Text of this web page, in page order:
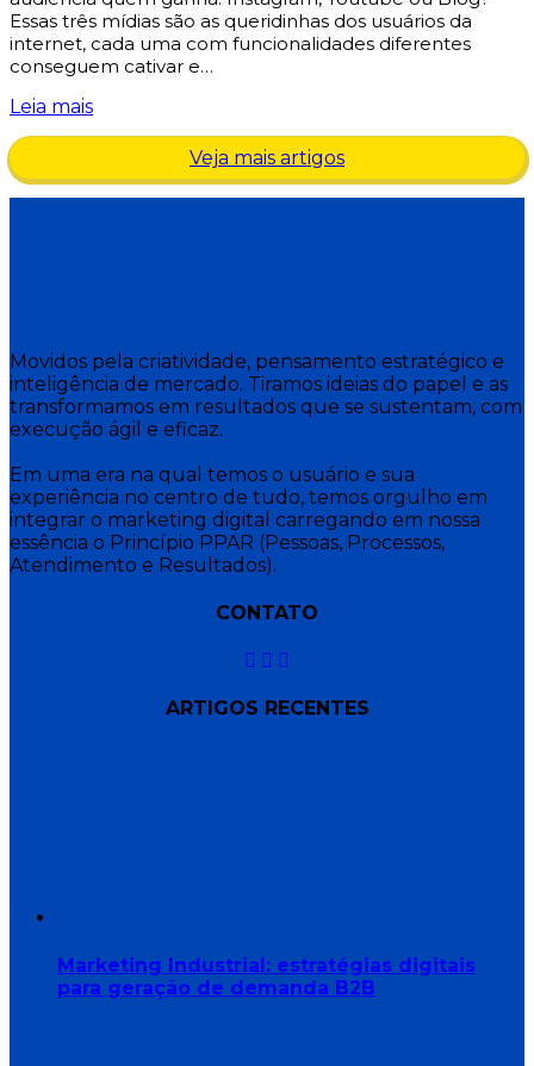
Essas três mídias são as queridinhas dos usuários da
internet, cada uma com funcionalidades diferentes
conseguem cativar e…
Leia mais
Veja mais artigos
Movidos pela criatividade, pensamento estratégico e
inteligência de mercado. Tiramos ideias do papel e as
transformamos em resultados que se sustentam, com
execução ágil e eficaz.
Em uma era na qual temos o usuário e sua
experiência no centro de tudo, temos orgulho em
integrar o marketing digital carregando em nossa
essência o Princípio PPAR (Pessoas, Processos,
Atendimento e Resultados).
CONTATO
ARTIGOS RECENTES
Marketing Industrial: estratégias digitais
para geração de demanda B2B